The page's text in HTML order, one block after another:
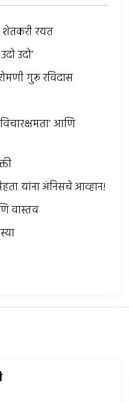
शेतकरी रयत
उदो’
गुरू रविदास
आणि
यांना अंनिसचे आव्हान!
वास्तव